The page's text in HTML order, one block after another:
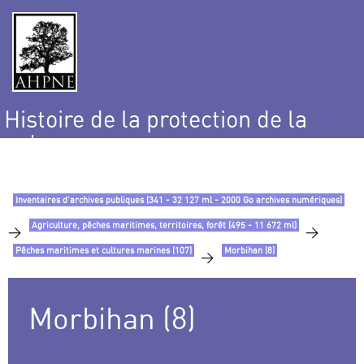
Histoire de la protection de la
nature
Inventaires d’archives publiques (341 - 32 127 ml - 2000 Go archives numériques)
> Agriculture, pêches maritimes, territoires, forêt (495 - 11 672 ml) >
Pêches maritimes et cultures marines (107) > Morbihan (8)
Morbihan (8)